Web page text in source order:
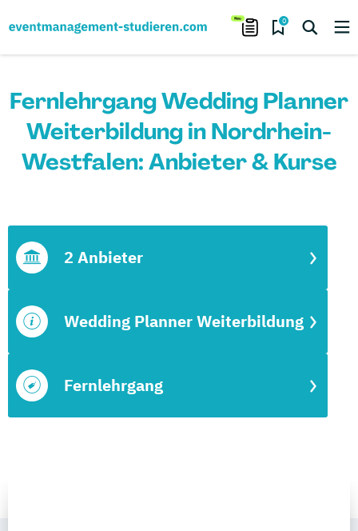
0
Fernlehrgang Wedding Planner
Weiterbildung in Nordrhein-
Westfalen: Anbieter & Kurse
Fernlehrgang
Wedding Planner Weiterbildung
2 Anbieter